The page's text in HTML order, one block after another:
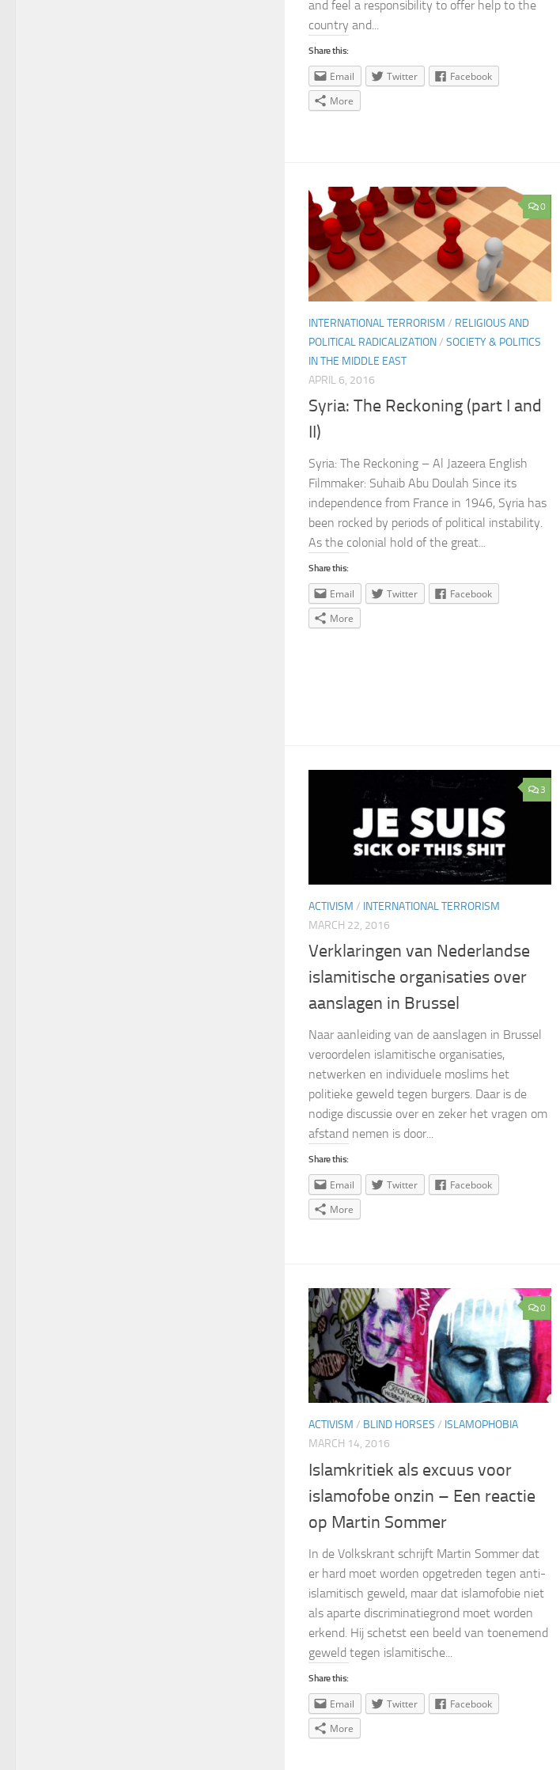
and feel a responsibility to offer help to the
country and...
Share this:
Email Twitter
Facebook
More
0
INTERNATIONAL TERRORISM / RELIGIOUS AND
POLITICAL RADICALIZATION/ SOCIETY & POLITICS
IN THE MIDDLE EAST
APRIL 6, 2016
Syria: The Reckoning (part I and
II)
Syria: The Reckoning – Al Jazeera English
Filmmaker: Suhaib Abu Doulah Since its
independence from France in 1946, Syria has
been rocked by periods of political instability.
As the colonial hold of the great...
Share this:
Email Twitter
Facebook
More
3
ACTIVISM / INTERNATIONAL TERRORISM
MARCH 22, 2016
Verklaringen van Nederlandse
islamitische organisaties over
aanslagen in Brussel
Naar aanleiding van de aanslagen in Brussel
veroordelen islamitische organisaties,
netwerken en individuele moslims het
politieke geweld tegen burgers. Daar is de
nodige discussie over en zeker het vragen om
afstand nemen is door...
Share this:
Email Twitter
Facebook
More
0
ACTIVISM / BLIND HORSES / ISLAMOPHOBIA
MARCH 14, 2016
Islamkritiek als excuus voor
islamofobe onzin – Een reactie
op Martin Sommer
In de Volkskrant schrijft Martin Sommer dat
er hard moet worden opgetreden tegen anti-
islamitisch geweld, maar dat islamofobie niet
als aparte discriminatiegrond moet worden
erkend. Hij schetst een beeld van toenemend
geweld tegen islamitische...
Share this:
Email Twitter
Facebook
More